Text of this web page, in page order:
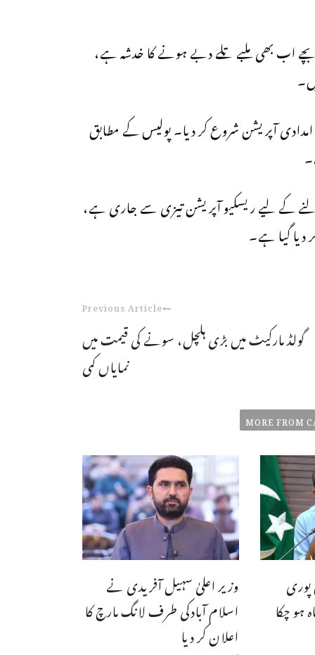
پولیس کا کہنا ہے کہ ابتدائی اطلاعات کے مطابق 8 سے 10 بچے اب بھی ملبے تلے دبے ہونے کا خدشہ ہے،
امدادی آپریشن شروع کر دیا۔ پولیس کے مطابق
کے لیے ریسکیو آپریشن تیزی سے جاری ہے،
دیا گیا ہے۔
Previous Article
گولڈ مارکیٹ میں بڑی ہلچل، سونے کی قیمت میں
نمایاں کمی
MORE FROM
وزیر اعلیٰ سہیل آفریدی نے
اسلام آبادکی طرف لانگ مارچ کا
اعلان کر دیا
سال پوری
ہو چکا